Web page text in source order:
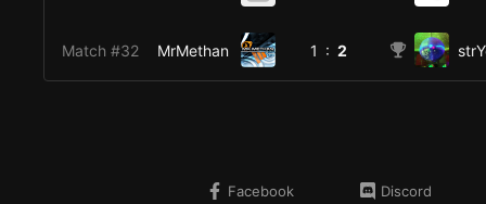
Match #32 MrMethan 1 : 2
Facebook Discord